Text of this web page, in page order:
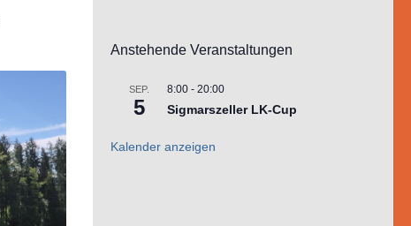
Anstehende Veranstaltungen
SEP.
5
8:00 - 20:00
Sigmarszeller LK-Cup
Kalender anzeigen